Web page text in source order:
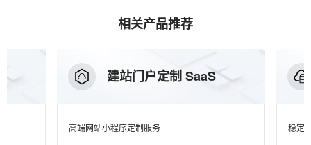
相关产品推荐
建站门户定制 SaaS
高端网站小程序定制服务 稳定